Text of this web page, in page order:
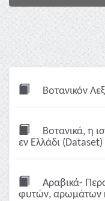
Βοτανικόν
Βοτανικά, η
εν Ελλάδι (Dataset)
Αραβικά-
φυτών, αρωμάτων